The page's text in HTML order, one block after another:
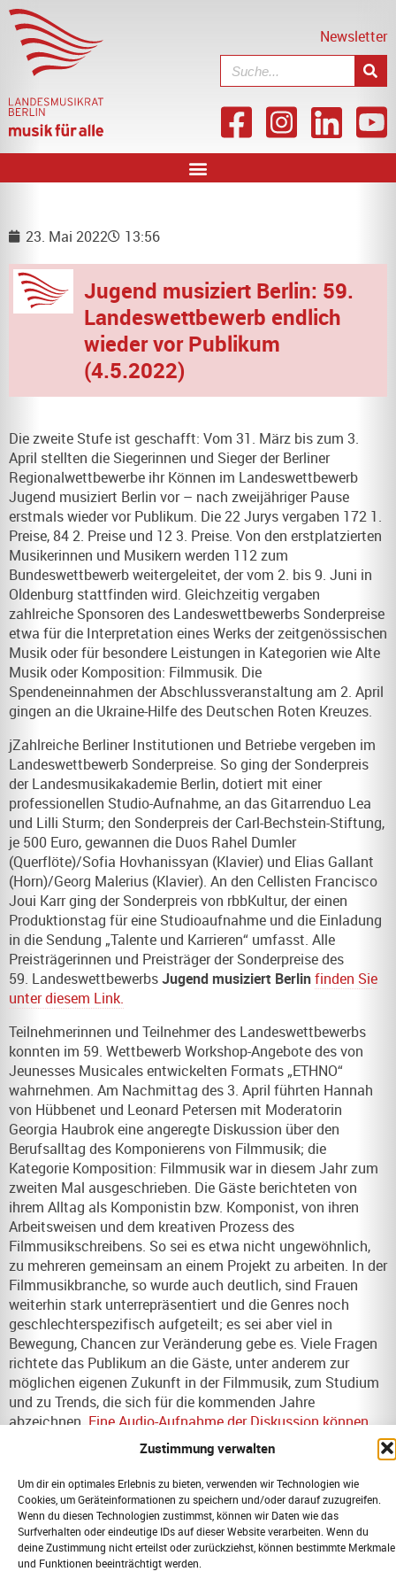
Zustimmung verwalten
Um dir ein optimales Erlebnis zu bieten, verwenden wir Technologien wie
Cookies, um Geräteinformationen zu speichern und/oder darauf zuzugreifen.
Wenn du diesen Technologien zustimmst, können wir Daten wie das
Surfverhalten oder eindeutige IDs auf dieser Website verarbeiten. Wenn du
deine Zustimmung nicht erteilst oder zurückziehst, können bestimmte Merkmale
und Funktionen beeinträchtigt werden.
Newsletter
23. Mai 2022 13:56
Jugend musiziert Berlin: 59.
Landeswettbewerb endlich
wieder vor Publikum
(4.5.2022)
Die zweite Stufe ist geschafft: Vom 31. März bis zum 3.
April stellten die Siegerinnen und Sieger der Berliner
Regionalwettbewerbe ihr Können im Landeswettbewerb
Jugend musiziert Berlin vor – nach zweijähriger Pause
erstmals wieder vor Publikum. Die 22 Jurys vergaben 172 1.
Preise, 84 2. Preise und 12 3. Preise. Von den erstplatzierten
Musikerinnen und Musikern werden 112 zum
Bundeswettbewerb weitergeleitet, der vom 2. bis 9. Juni in
Oldenburg stattfinden wird. Gleichzeitig vergaben
zahlreiche Sponsoren des Landeswettbewerbs Sonderpreise
etwa für die Interpretation eines Werks der zeitgenössischen
Musik oder für besondere Leistungen in Kategorien wie Alte
Musik oder Komposition: Filmmusik. Die
Spendeneinnahmen der Abschlussveranstaltung am 2. April
gingen an die Ukraine-Hilfe des Deutschen Roten Kreuzes.
jZahlreiche Berliner Institutionen und Betriebe vergeben im
Landeswettbewerb Sonderpreise. So ging der Sonderpreis
der Landesmusikakademie Berlin, dotiert mit einer
professionellen Studio-Aufnahme, an das Gitarrenduo Lea
und Lilli Sturm; den Sonderpreis der Carl-Bechstein-Stiftung,
je 500 Euro, gewannen die Duos Rahel Dumler
(Querflöte)/Sofia Hovhanissyan (Klavier) und Elias Gallant
(Horn)/Georg Malerius (Klavier). An den Cellisten Francisco
Joui Karr ging der Sonderpreis von rbbKultur, der einen
Produktionstag für eine Studioaufnahme und die Einladung
in die Sendung „Talente und Karrieren“ umfasst. Alle
Preisträgerinnen und Preisträger der Sonderpreise des
59. LandeswettbewerbsJugend musiziert Berlinfinden Sie
unter diesem Link.
Teilnehmerinnen und Teilnehmer des Landeswettbewerbs
konnten im 59. Wettbewerb Workshop-Angebote des von
Jeunesses Musicales entwickelten Formats „ETHNO“
wahrnehmen. Am Nachmittag des 3. April führten Hannah
von Hübbenet und Leonard Petersen mit Moderatorin
Georgia Haubrok eine angeregte Diskussion über den
Berufsalltag des Komponierens von Filmmusik; die
Kategorie Komposition: Filmmusik war in diesem Jahr zum
zweiten Mal ausgeschrieben. Die Gäste berichteten von
ihrem Alltag als Komponistin bzw. Komponist, von ihren
Arbeitsweisen und dem kreativen Prozess des
Filmmusikschreibens. So sei es etwa nicht ungewöhnlich,
zu mehreren gemeinsam an einem Projekt zu arbeiten. In der
Filmmusikbranche, so wurde auch deutlich, sind Frauen
weiterhin stark unterrepräsentiert und die Genres noch
geschlechterspezifisch aufgeteilt; es sei aber viel in
Bewegung, Chancen zur Veränderung gebe es. Viele Fragen
richtete das Publikum an die Gäste, unter anderem zur
möglichen eigenen Zukunft in der Filmmusik, zum Studium
und zu Trends, die sich für die kommenden Jahre
abzeichnen. Eine Audio-Aufnahme der Diskussion können
Interessierte hier nachhören.
VORIGER
LMR-Info 57. Ausgabe vom 4. Mai 2022
NÄCHSTER